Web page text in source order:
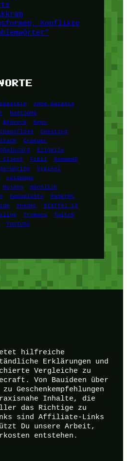
Konflikte
Anna Gazanis
bastiGHG
Bedrock
benx
Chaosflo44
Cheating
Creeper
Dhalucard
Eligella
Client Fibii
GommeHD
Herobrine
hypixel
LetsHugo
Mojang
männlich
Papaplatte
PaperMC
Shader
Staffel 13
Trymacs
Twitch
YouTube
hilfreiche
Erklärungen und
Vergleiche zu
Von Bauideen über
Geschenkempfehlungen
Inhalte, die
das Richtige zu
sind Affiliate-Links
Du unsere Arbeit,
entstehen.